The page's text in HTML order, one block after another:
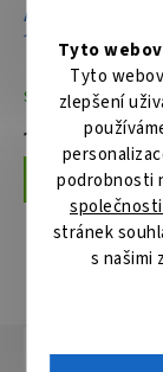
Tyto
Tyto
zlepšení
podrobnosti
stránek
s našimi
Aku pila ocaska
18V/5,0Ah
Skladem
11 079 Kč
Do košíku
Popis Hodnocení